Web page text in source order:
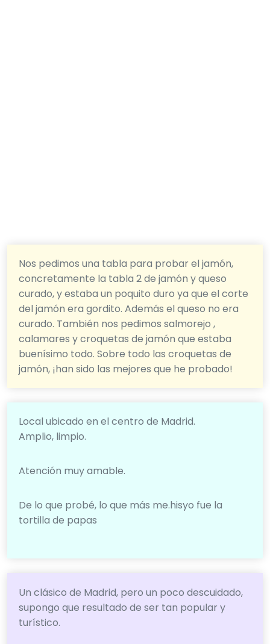
Nos pedimos una tabla para probar el jamón,
concretamente la tabla 2 de jamón y queso
curado, y estaba un poquito duro ya que el corte
del jamón era gordito. Además el queso no era
curado. También nos pedimos salmorejo ,
calamares y croquetas de jamón que estaba
buenísimo todo. Sobre todo las croquetas de
jamón, ¡han sido las mejores que he probado!
Local ubicado en el centro de Madrid.
Amplio, limpio.
Atención muy amable.
De lo que probé, lo que más me.hisyo fue la
tortilla de papas
Un clásico de Madrid, pero un poco descuidado,
supongo que resultado de ser tan popular y
turístico.